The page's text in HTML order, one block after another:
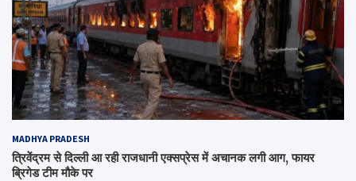
MADHYA PRADESH
त्रिवेंद्रम से दिल्ली आ रही राजधानी एक्सप्रेस में अचानक लगी आग, फायर
ब्रिगेड टीम मौके पर